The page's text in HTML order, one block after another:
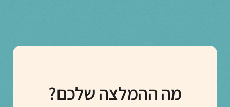
מה ההמלצה שלכם?